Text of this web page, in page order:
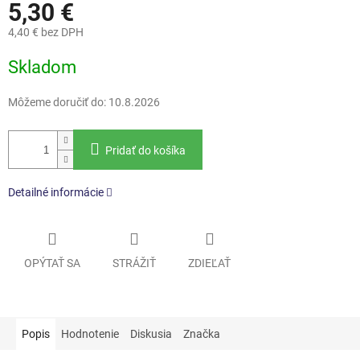
5,30 €
4,40 € bez DPH
cena:
Skladom
Môžeme doručiť do: 10.8.2026
Pridať do košíka
Detailné informácie
OPÝTAŤ SA STRÁŽIŤ ZDIEĽAŤ
Popis Hodnotenie Diskusia Značka